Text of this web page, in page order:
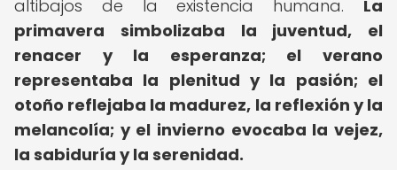
altibajos de la existencia humana. La
primavera simbolizaba la juventud, el
renacer y la esperanza; el verano
representaba la plenitud y la pasión; el
otoño reflejaba la madurez, la reflexión y la
melancolía; y el invierno evocaba la vejez,
la sabiduría y la serenidad.